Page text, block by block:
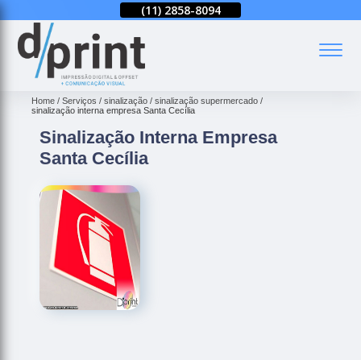
(11) 2858-8094 (11)
Home Serviços sinalização
sinalização supermercado
sinalização interna empresa Santa Cecília
Sinalização Interna Empresa
Santa Cecília